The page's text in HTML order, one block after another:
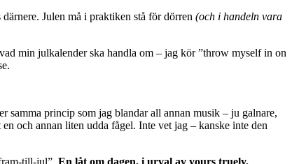
Julen må i praktiken stå för dörren (och i handeln vara
min julkalender ska handla om – jag kör ”throw myself in on
princip som jag blandar all annan musik – ju galnare,
och annan liten udda fågel. Inte vet jag – kanske inte den
till-jul”. En låt om dagen, i urval av yours truely.